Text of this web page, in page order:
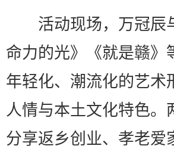
活动现场，万冠辰
命力的光》《就是赣》
年轻化、潮流化的艺术
人情与本土文化特色。
分享返乡创业、孝老爱